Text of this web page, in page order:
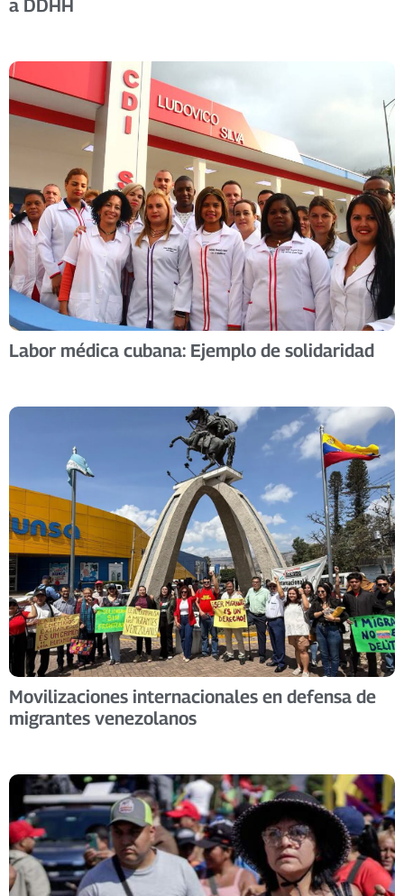
a DDHH
Labor médica cubana: Ejemplo de solidaridad
Movilizaciones internacionales en defensa de
migrantes venezolanos